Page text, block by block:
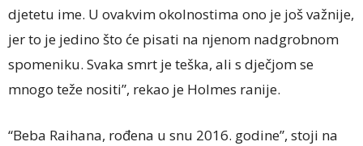
djetetu ime. U ovakvim okolnostima ono je još važnije,
jer to je jedino što će pisati na njenom nadgrobnom
spomeniku. Svaka smrt je teška, ali s dječjom se
mnogo teže nositi”, rekao je Holmes ranije.
“Beba Raihana, rođena u snu 2016. godine”, stoji na